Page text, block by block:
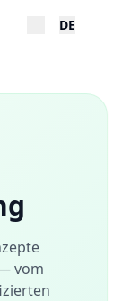
DE
vom